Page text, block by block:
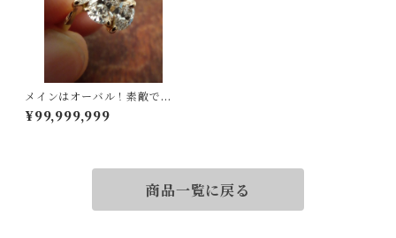
メインはオーバル！素敵で
す！K18ダイヤリング 4号
¥99,999,999
商品一覧に戻る